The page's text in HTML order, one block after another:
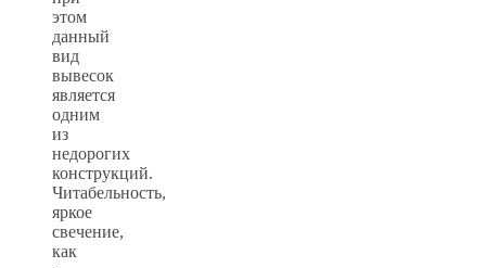
этом
данный
вид
вывесок
является
одним
из
недорогих
конструкций.
Читабельность,
яркое
свечение,
как